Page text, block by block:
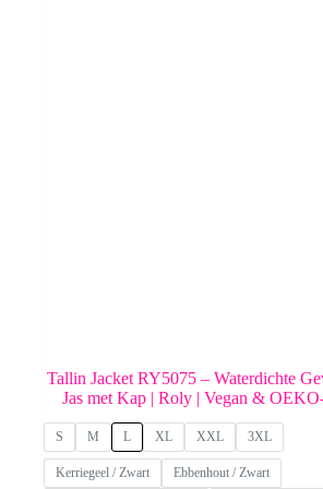
Tallin Jacket RY5075 – Waterdichte
Jas met Kap | Roly | Vegan &
S M L XL XXL 3XL
Kerriegeel / Zwart Ebbenhout / Zwart